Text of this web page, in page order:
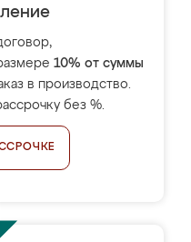
10% от суммы
в производство.
без %.